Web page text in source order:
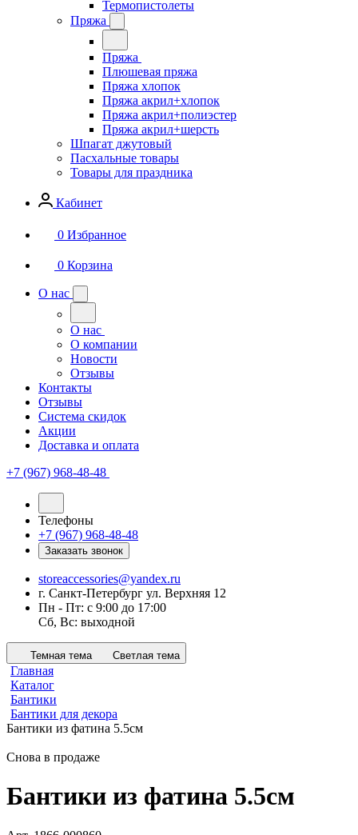
Термопистолеты
Пряжа
Пряжа
Плюшевая пряжа
Пряжа хлопок
Пряжа акрил+хлопок
Пряжа акрил+полиэстер
Пряжа акрил+шерсть
Шпагат джутовый
Пасхальные товары
Товары для праздника
Кабинет
0 Избранное
0 Корзина
О нас
О нас
О компании
Новости
Отзывы
Контакты
Отзывы
Система скидок
Акции
Доставка и оплата
+7 (967) 968-48-48
Телефоны
+7 (967) 968-48-48
Заказать звонок
storeaccessories@yandex.ru
г. Санкт-Петербург ул. Верхняя 12
Пн - Пт: с 9:00 до 17:00
Сб, Вс: выходной
Темная тема Светлая тема
Главная
Каталог
Бантики
Бантики для декора
Бантики из фатина 5.5см
Снова в продаже
Бантики из фатина 5.5см